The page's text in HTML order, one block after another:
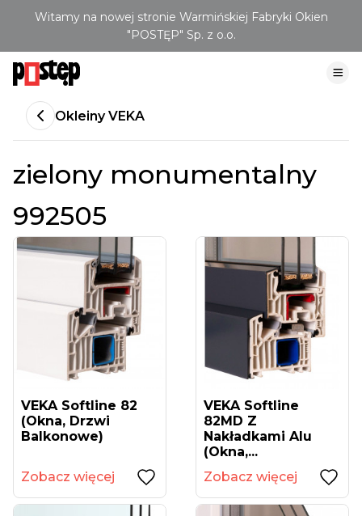
Witamy na nowej stronie Warmińskiej Fabryki Okien
"POSTĘP" Sp. z o.o.
Okleiny VEKA
zielony monumentalny
992505
VEKA Softline 82
(okna, Drzwi
Balkonowe)
Zobacz więcej
VEKA Softline
82MD Z
Nakładkami Alu
(okna,...
Zobacz więcej